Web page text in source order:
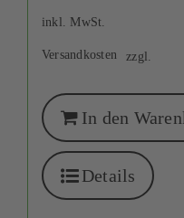
inkl. MwSt.
zzgl.
Versandkosten
In den
Details